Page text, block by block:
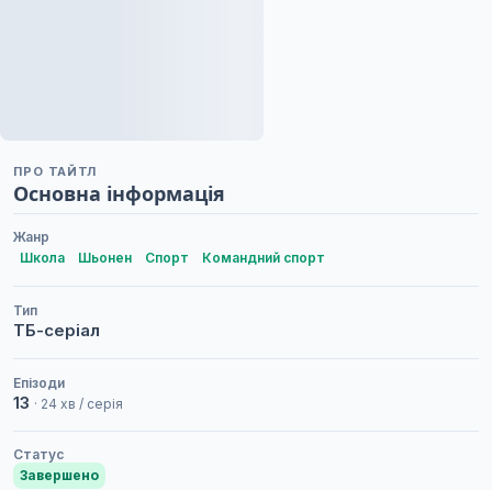
ПРО ТАЙТЛ
Основна інформація
Жанр
Школа
Шьонен Спорт Командний спорт
Тип
ТБ-серіал
Епізоди
13 · 24 хв / серія
Статус
Завершено